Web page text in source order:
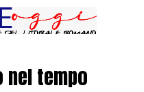
nel tempo